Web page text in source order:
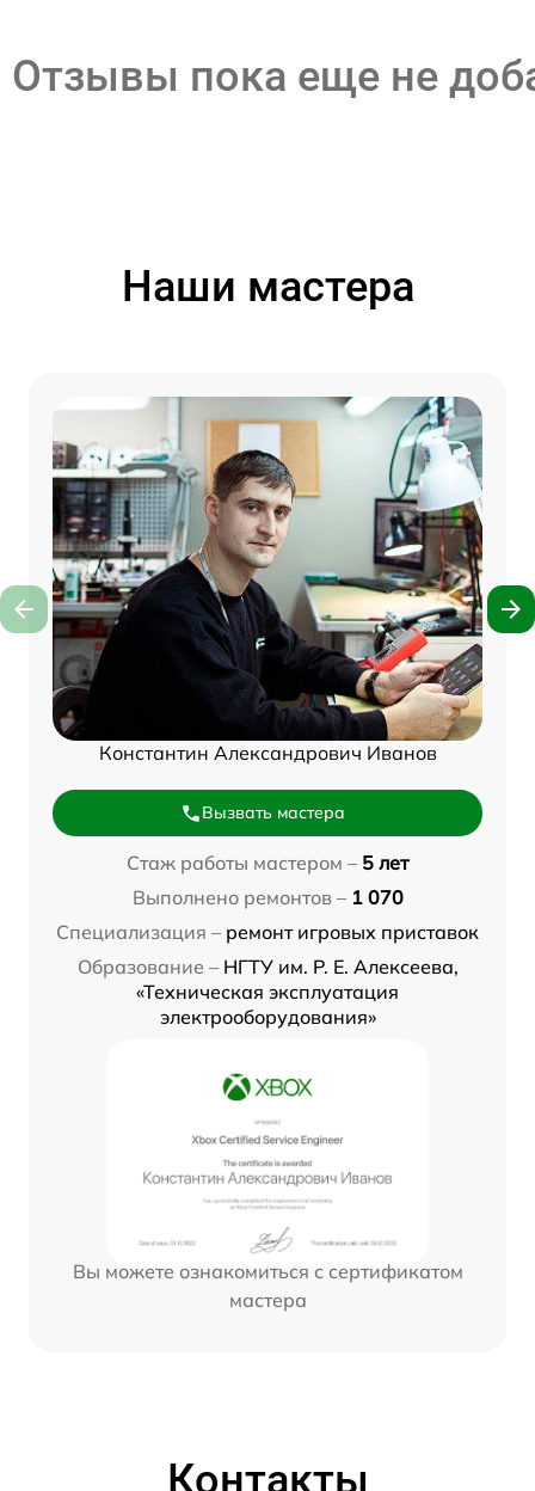
Отзывы пока еще не
Наши мастера
Константин Александрович Иванов
Вызвать мастера
Стаж работы мастером – 5 лет
Выполнено ремонтов – 1 070
Специализация – ремонт игровых приставок
Образование – НГТУ им. Р. Е. Алексеева,
«Техническая эксплуатация
электрооборудования»
Вы можете ознакомиться с сертификатом
мастера
Контакты